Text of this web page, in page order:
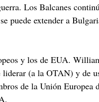
Los Balcanes
puede extender a
y los de EUA.
liderar (a la OTAN) y de
de la Unión Europea